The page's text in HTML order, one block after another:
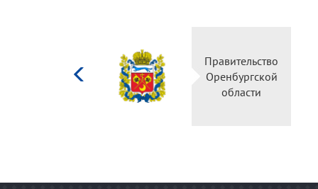
Министерство
культуры
Российской